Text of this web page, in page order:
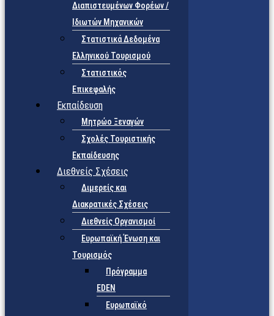
Διαπιστευμένων Φορέων /
Ιδιωτών Μηχανικών
Στατιστικά Δεδομένα
Ελληνικού Τουρισμού
Στατιστικός
Επικεφαλής
Εκπαίδευση
Μητρώο Ξεναγών
Σχολές Τουριστικής
Εκπαίδευσης
Διεθνείς Σχέσεις
Διμερείς και
Διακρατικές Σχέσεις
Διεθνείς Οργανισμοί
Ευρωπαϊκή Ένωση και
Τουρισμός
Πρόγραμμα
EDEN
Ευρωπαϊκό